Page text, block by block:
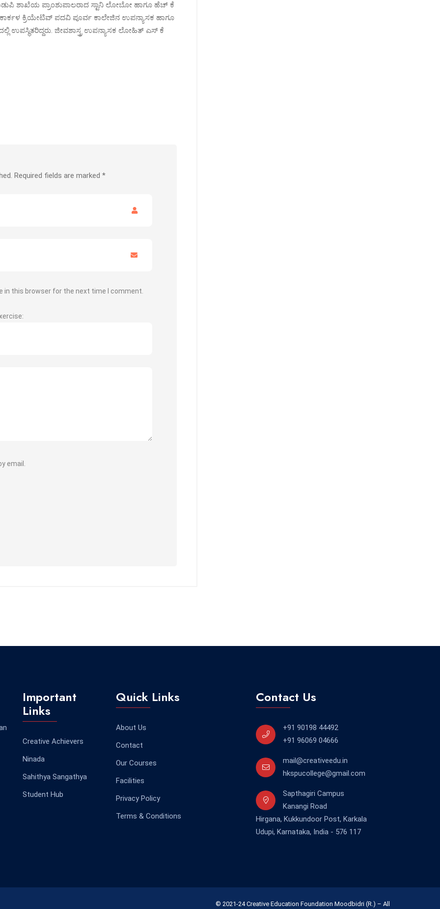
ಶಾಖೆಯ ಪ್ರಾಂಶುಪಾಲರಾದ ಸ್ಟಾನಿ ಲೋಬೋ ಹಾಗೂ ಹೆಚ್‌ ಕೆ
ಕ್ರಿಯೇಟಿವ್‌ ಪದವಿ ಪೂರ್ವ ಕಾಲೇಜಿನ ಉಪನ್ಯಾಸಕ ಹಾಗೂ
ಉಪಸ್ಥಿತರಿದ್ದರು. ಜೀವಶಾಸ್ತ್ರ ಉಪನ್ಯಾಸಕ ಲೋಹಿತ್‌ ಎಸ್‌ ಕೆ
Required fields are marked *
in this browser for the next time I comment.
email.
Important
Links
Creative Achievers
Ninada
Sahithya Sangathya
Student Hub
Quick Links
About Us
Contact
Our Courses
Facilities
Privacy Policy
Terms & Conditions
Contact Us
+91 90198 44492
+91 96069 04666
mail@creativeedu.in
hkspucollege@gmail.com
Sapthagiri Campus
Kanangi Road
Hirgana, Kukkundoor Post, Karkala
Udupi, Karnataka, India - 576 117
© 2021-24 Creative Education Foundation Moodbidri (R.) – All